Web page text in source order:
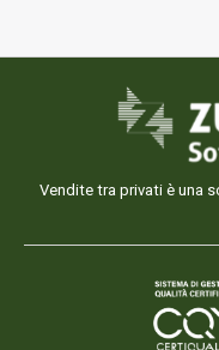
Vendite tra privati è una